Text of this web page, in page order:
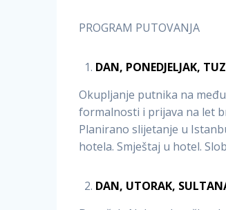
PROGRAM PUTOVANJA
DAN, PONEDJELJAK,
Okupljanje putnika na
formalnosti i prijava na let
Planirano slijetanje u
hotela. Smještaj u hotel.
DAN, UTORAK,